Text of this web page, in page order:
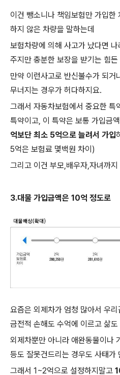
이건 뺑소니나 책임보험만 가입한
하지 않은 차량을 말하는데
보험차량에 의해 사고가 났다면
주지만 충분한 보장을 받기는 힘
만약 이런사고로 반신불수가 되거
무너지는 경우가 허다하지요.
그래서 자동차보험에서 중요한 특
특약이고, 이 특약은 보통 가입금
억보단 최소 5억으로 늘려서 가입
5억은 보험료 몇백원 차이)
그리고 이건 부모,배우자,자녀까
3.대물 가입금액은 10억 정도로
요즘은 외제차가 엄청 많아서 우
금전적 손해도 수억에 이르고 삶
외제차뿐만 아니라 애완동물이나
등도 잘못건드리는 경우도 사태가
그래서 1~2억으로 설정하지말고